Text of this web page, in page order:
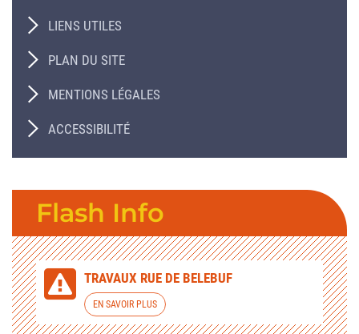
LIENS UTILES
PLAN DU SITE
MENTIONS LÉGALES
ACCESSIBILITÉ
Flash Info
TRAVAUX RUE DE BELEBUF
EN SAVOIR PLUS